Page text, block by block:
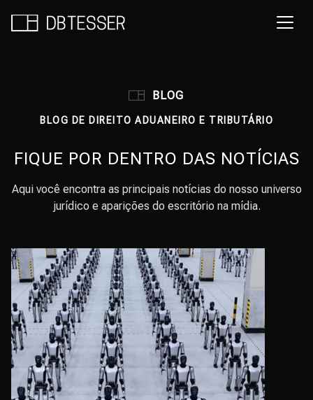
BLOG
BLOG DE DIREITO ADUANEIRO E TRIBUTÁRIO
FIQUE POR DENTRO DAS NOTÍCIAS
Aqui você encontra as principais notícias do nosso universo
jurídico e aparições do escritório na mídia.